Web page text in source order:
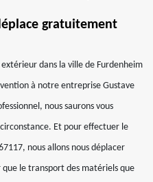
gratuitement
dans la ville de Furdenheim
à notre entreprise Gustave
nous saurons vous
Et pour effectuer le
nous allons nous déplacer
le transport des matériels que